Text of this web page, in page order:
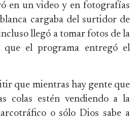
en un video y en fotografías
cargaba del surtidor de
llegó a tomar fotos de la
que el programa entregó el
que mientras hay gente que
colas estén vendiendo a la
o sólo Dios sabe a